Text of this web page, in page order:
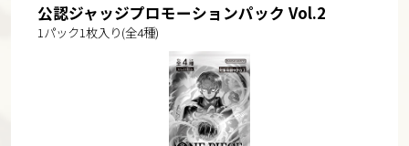
公認ジャッジプロモーションパック Vol.2
1パック1枚入り(全4種)